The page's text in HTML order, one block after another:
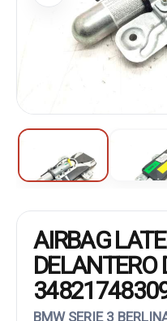
AIRBAG
DELANTERO
BMW SERIE 3